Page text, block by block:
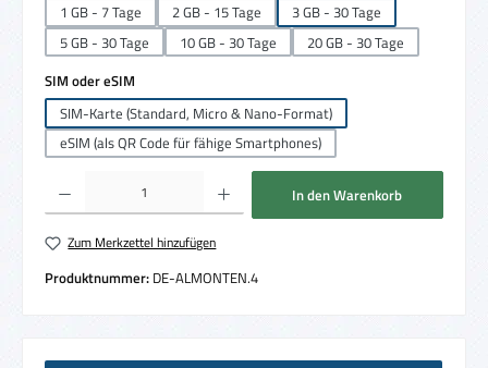
1 GB - 7 Tage
2 GB - 15 Tage
3 GB - 30 Tage
5 GB - 30 Tage
10 GB - 30 Tage
20 GB - 30 Tage
SIM oder eSIM
SIM-Karte (Standard, Micro & Nano-Format)
eSIM (als QR Code für fähige Smartphones)
In den Warenkorb
Zum Merkzettel hinzufügen
Produktnummer: DE-ALMONTEN.4